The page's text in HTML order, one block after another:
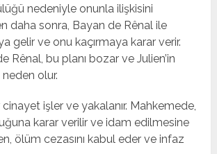
nedeniyle onunla ilişkisini
daha sonra, Bayan de Rênal ile
gelir ve onu kaçırmaya karar verir.
Rênal, bu planı bozar ve Julien’in
olur.
işler ve yakalanır. Mahkemede,
karar verilir ve idam edilmesine
ölüm cezasını kabul eder ve infaz